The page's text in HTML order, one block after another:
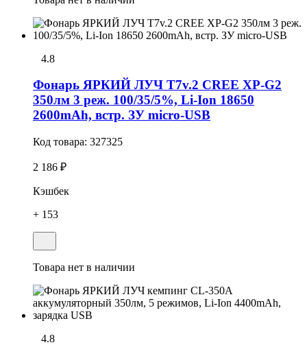
4.8
Фонарь ЯРКИЙ ЛУЧ T7v.2 CREE XP-G2
350лм 3 реж. 100/35/5%, Li-Ion 18650
2600mAh, встр. ЗУ micro-USB
Код товара: 327325
2 186 ₽
Кэшбек
+ 153
Товара нет в наличии
4.8